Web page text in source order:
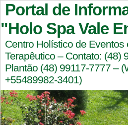
Portal de
"Holo Spa Vale
Centro Holístico de Eventos
Terapêutico – Contato: (48)
Plantão (48) 99117-7777 –
+55489982-3401)